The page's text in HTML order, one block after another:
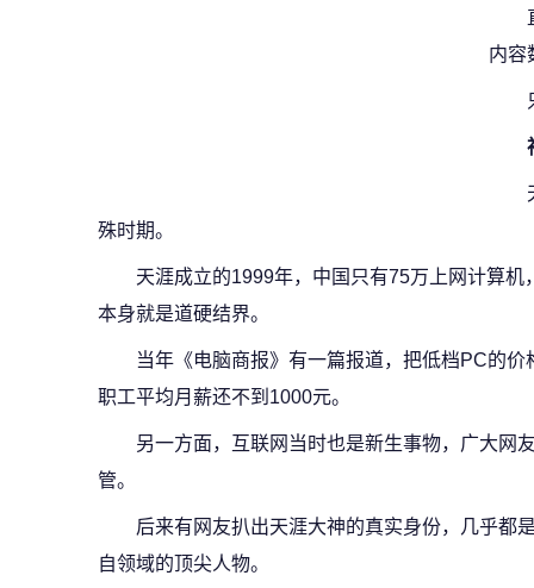
内容
殊时期。
天涯成立的1999年，中国只有75万上网计算
本身就是道硬结界。
当年《电脑商报》有一篇报道，把低档PC的
职工平均月薪还不到1000元。
另一方面，互联网当时也是新生事物，广大网
管。
后来有网友扒出天涯大神的真实身份，几乎都
自领域的顶尖人物。